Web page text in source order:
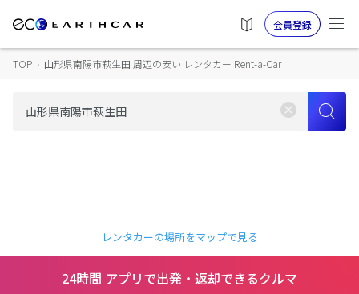
会員登録
TOP › 山形県南陽市萩生田 周辺の安い レンタカー Rent-a-Car
レンタカーの場所をマップで見る
24時間 アプリで出発・返却できるクルマ